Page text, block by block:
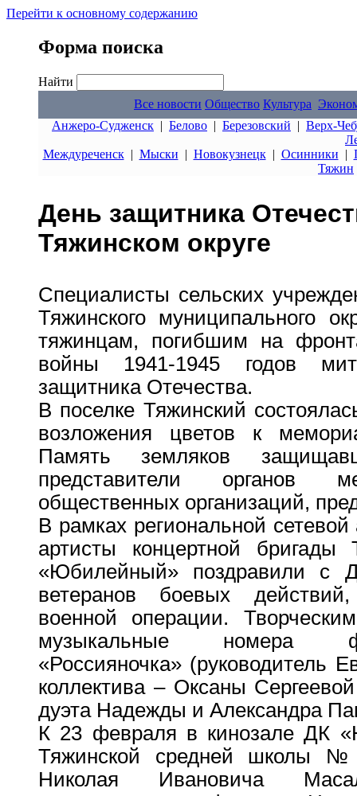
Перейти к основному содержанию
Форма поиска
Найти
Все новости Общество Культура
Анжеро-Судженск | Белово | Березовский | Верх-
Междуреченск| Мыски | Новокузнецк| Осинники |
Тяжин
День защитника
Тяжинском округе
Специалисты сельских
Тяжинского муниципального
тяжинцам, погибшим на
войны 1941-1945 годов
защитника Отечества.
В поселке Тяжинский
возложения цветов к
Память земляков
представители органов
общественных организаций,
В рамках региональной
артисты концертной бригады
«Юбилейный» поздравили с
ветеранов боевых
военной операции.
музыкальные номера
«Россияночка» (руководитель
коллектива – Оксаны
дуэта Надежды и Александра
К 23 февраля в кинозале ДК
Тяжинской средней школы
Николая Ивановича